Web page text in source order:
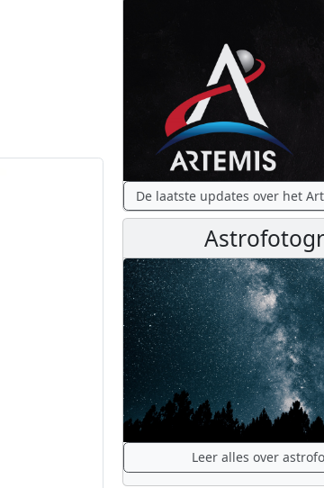
De laatste updates over het
Leer alles over